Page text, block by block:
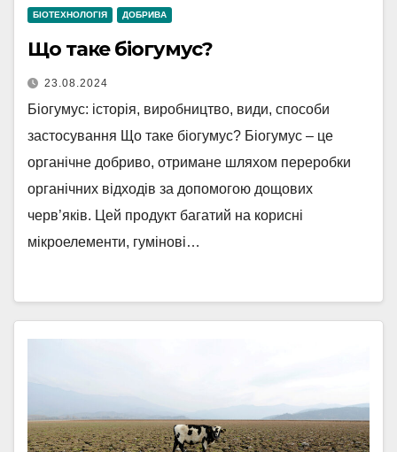
БІОТЕХНОЛОГІЯ ДОБРИВА
Що таке біогумус?
23.08.2024
Біогумус: історія, виробництво, види, способи
застосування Що таке біогумус? Біогумус – це
органічне добриво, отримане шляхом переробки
органічних відходів за допомогою дощових
черв’яків. Цей продукт багатий на корисні
мікроелементи, гумінові…